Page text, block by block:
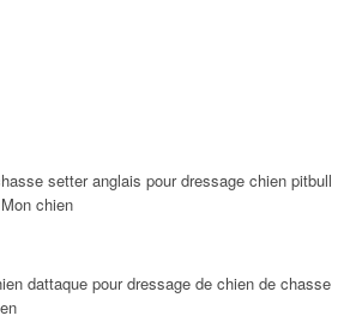
setter anglais pour dressage chien pitbull
chien
dattaque pour dressage de chien de chasse